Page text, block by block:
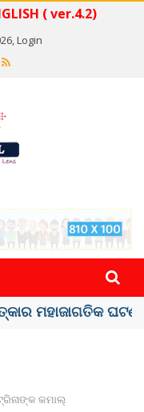
( ver.4.2)
Login
ଆତଙ୍କ, ୫୮ ମୃତ
କମାଲ୍‌